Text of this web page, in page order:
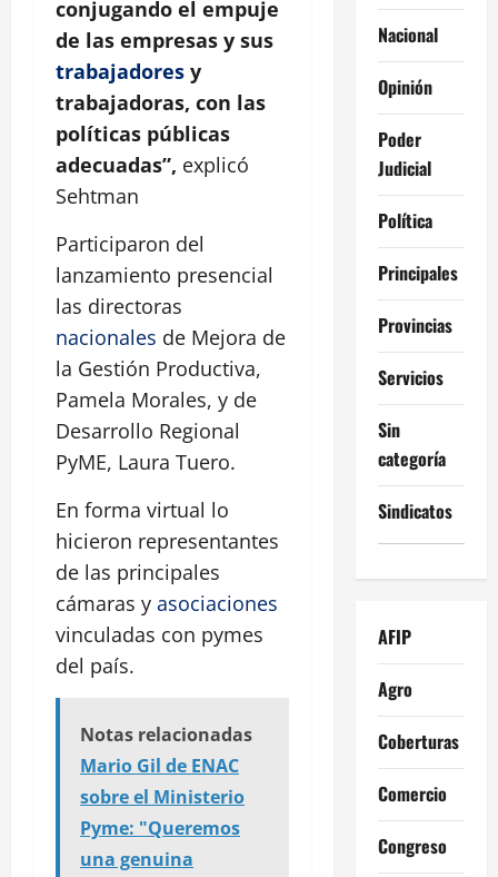
conjugando el empuje
de las empresas y sus
trabajadores y
trabajadoras, con las
políticas públicas
adecuadas”, explicó
Sehtman
Participaron del
lanzamiento presencial
las directoras
nacionales de Mejora de
la Gestión Productiva,
Pamela Morales, y de
Desarrollo Regional
PyME, Laura Tuero.
En forma virtual lo
hicieron representantes
de las principales
cámaras y asociaciones
vinculadas con pymes
del país.
Notas relacionadas
Mario Gil de ENAC
sobre el Ministerio
Pyme: "Queremos
una genuina
Nacional
Opinión
Poder
Judicial
Política
Principales
Provincias
Servicios
Sin
categoría
Sindicatos
AFIP
Agro
Coberturas
Comercio
Congreso